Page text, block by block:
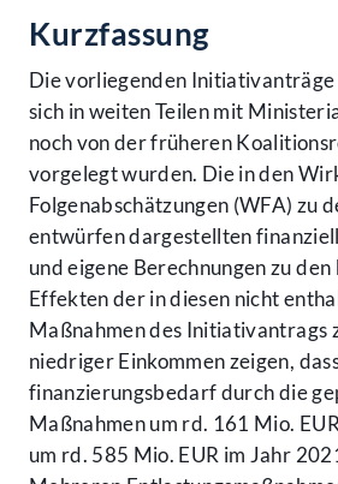
Kurzfassung
Die vorliegenden
sich in weiten Teilen mit
noch von der früheren
vorgelegt wurden. Die in den
Folgen­abschätzungen (WFA) zu
entwürfen dargestellten
und eigene Berechnungen zu
Effekten der in diesen nicht
Maßnahmen des Initiativ­antrags
niedriger Einkommen zeigen,
finanzierungs­bedarf durch die
Maßnahmen um rd. 161 Mio.
um rd. 585 Mio. EUR im Jahr